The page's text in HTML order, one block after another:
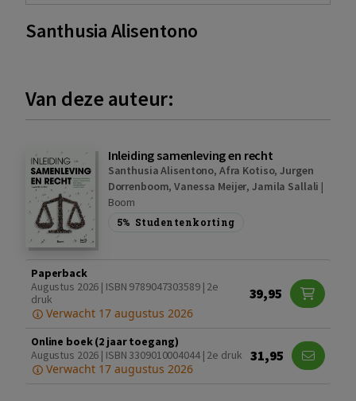
Santhusia Alisentono
Van deze auteur:
Inleiding samenleving en recht
Santhusia Alisentono, Afra Kotiso,Jurgen
Dorrenboom,Vanessa Meijer,Jamila Sallali |
Boom
5% Studentenkorting
Paperback
Augustus 2026 | ISBN 9789047303589 | 2e
druk
Verwacht 17 augustus 2026
39,95
Online boek (2 jaar toegang)
Augustus 2026 | ISBN 3309010004044 | 2e druk
Verwacht 17 augustus 2026
31,95